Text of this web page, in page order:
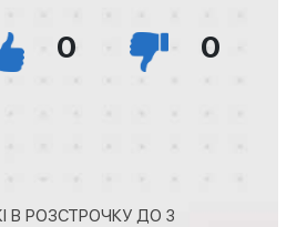
0 0
В РОЗСТРОЧКУ ДО 3